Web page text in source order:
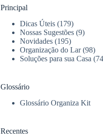
Principal
Dicas Úteis (179)
Nossas Sugestões (9)
Novidades (195)
Organização do Lar(98)
Soluções para sua Casa
Glossário
Glossário Organiza Kit
Recentes